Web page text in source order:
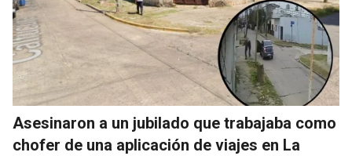
Asesinaron a un jubilado que trabajaba como
chofer de una aplicación de viajes en La